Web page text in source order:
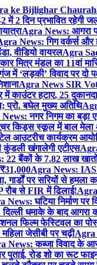
ke Bijlighar
2 दिन प्रभावित रहेगी
Agra News: आगरा
News: गिग वर्कर्स और
वीडियो वायरलAgra
मित्र मंडल का 11वां
‘लड़की’ विवाद पर दो
Agra News SIR
हटाए, 25
प्रो. बघेल मुख्य अतिथि
नगर निगम का बड़ा
किड्स स्कूल में बाल मेला
आउटरीच कार्यक्रम
खंगालेगी एटीएस
22 बैंकों के 7.82 लाख
Agra News: IAS
गार्डों पर सरियों से
से FIR में ढिलाई!Agra
News: घटिया निर्माण
धमाके के बाद आगरा
फिल्म फेस्टिवल का
जेसीबी पर चढ़ीAgra
News: कब्जा विवाद के
पुताई, रोड शो का रूट